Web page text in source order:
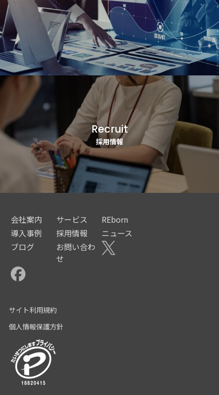
Recruit
採用情報
会社案内 サービス
REborn
導入事例
採用情報
ニュース
ブログ
お問い合わ
せ
サイト利用規約
個人情報保護方針